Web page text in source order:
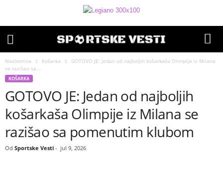
Naslovnica Košarka
GOTOVO JE: Jedan od najboljih košarkaša Olimpije iz Milana
se razišao sa...
KOŠARKA
GOTOVO JE: Jedan od najboljih
košarkaša Olimpije iz Milana se
razišao sa pomenutim klubom
Od Sportske Vesti - jul 9, 2026